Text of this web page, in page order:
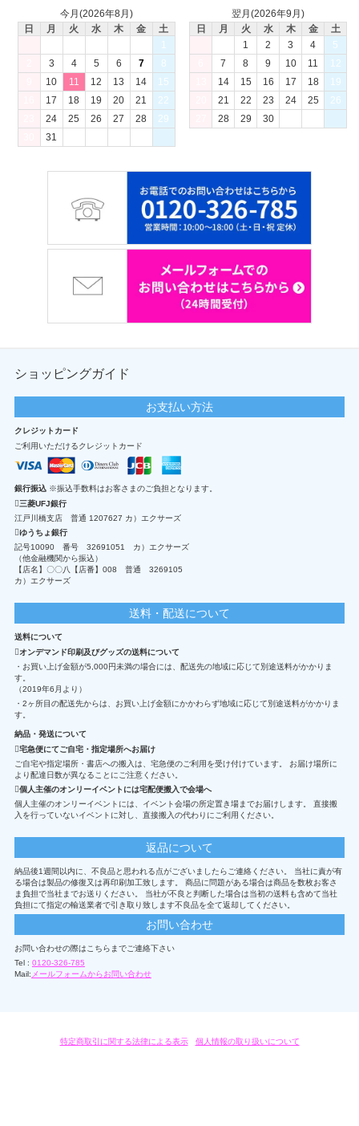
今月(2026年8月)
日
月 火 水 木 金
土
1
3 4 5 6 7
8
10 11 12 13 14
15
17 18 19 20 21
22
24 25 26 27 28
29
31
翌月(2026年9月)
日
月 火 水 木 金
土
1
2 3 4
5
7 8 9 10 11
12
14 15 16 17 18
19
21 22 23 24 25
26
28 29 30
ショッピングガイド
お支払い方法
クレジットカード
ご利用いただけるクレジットカード
銀行振込 ※振込手数料はお客さまのご負担となります。
三菱UFJ銀行
江戸川橋支店 普通 1207627 カ）エクサーズ
ゆうちょ銀行
記号10090 番号 32691051 カ）エクサーズ
（他金融機関から振込）
【店名】〇〇八【店番】008 普通 3269105
カ）エクサーズ
送料・配送について
送料について
オンデマンド印刷及びグッズの送料について
・お買い上げ金額が5,000円未満の場合には、配送先の地域に応じて別途送料がかかりま
す。
（2019年6月より）
・2ヶ所目の配送先からは、お買い上げ金額にかかわらず地域に応じて別途送料がかかりま
す。
納品・発送について
宅急便にてご自宅・指定場所へお届け
ご自宅や指定場所・書店への搬入は、宅急便のご利用を受け付けています。 お届け場所に
より配達日数が異なることにご注意ください。
個人主催のオンリーイベントには宅配便搬入で会場へ
個人主催のオンリーイベントには、イベント会場の所定置き場までお届けします。 直接搬
入を行っていないイベントに対し、直接搬入の代わりにご利用ください。
返品について
納品後1週間以内に、不良品と思われる点がございましたらご連絡ください。 当社に責が有
る場合は製品の修復又は再印刷加工致します。 商品に問題がある場合は商品を数枚お客さ
ま負担で当社までお送りください。 当社が不良と判断した場合は当初の送料も含めて当社
負担にて指定の輸送業者で引き取り致します不良品を全て返却してください。
お問い合わせ
お問い合わせの際はこちらまでご連絡下さい
Tel : 0120-326-785
Mail: メールフォームからお問い合わせ
特定商取引に関する法律による表示/ 個人情報の取り扱いについて